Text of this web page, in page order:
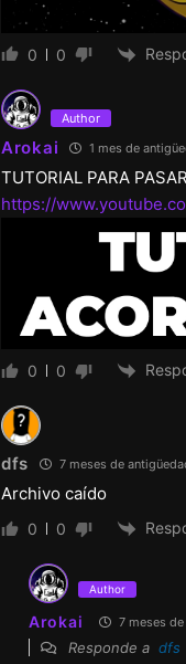
0 0
Author
Arokai 1 mes de
TUTORIAL PARA
https://
0 0
dfs 7 meses de
Archivo caído
0 0
Author
Arokai 7 meses
Responde a dfs